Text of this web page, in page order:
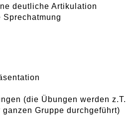
deutliche Artikulation
(die Übungen werden z.T.
Gruppe durchgeführt)